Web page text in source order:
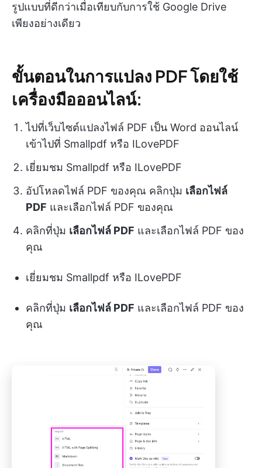
รูปแบบที่ดีกว่าเมื่อเทียบกับการใช้ Google Drive
เพียงอย่างเดียว
ขั้นตอนในการแปลง PDF โดยใช้
เครื่องมือออนไลน์:
ไปที่เว็บไซต์แปลงไฟล์ PDF เป็น Word ออนไลน์
เข้าไปที่ Smallpdf หรือ ILovePDF
เยี่ยมชม Smallpdf หรือ ILovePDF
อัปโหลดไฟล์ PDF ของคุณ คลิกปุ่ม เลือกไฟล์
PDF และเลือกไฟล์ PDF ของคุณ
คลิกที่ปุ่ม เลือกไฟล์ PDF และเลือกไฟล์ PDF ของ
คุณ
เยี่ยมชม Smallpdf หรือ ILovePDF
คลิกที่ปุ่ม เลือกไฟล์ PDF และเลือกไฟล์ PDF ของ
คุณ